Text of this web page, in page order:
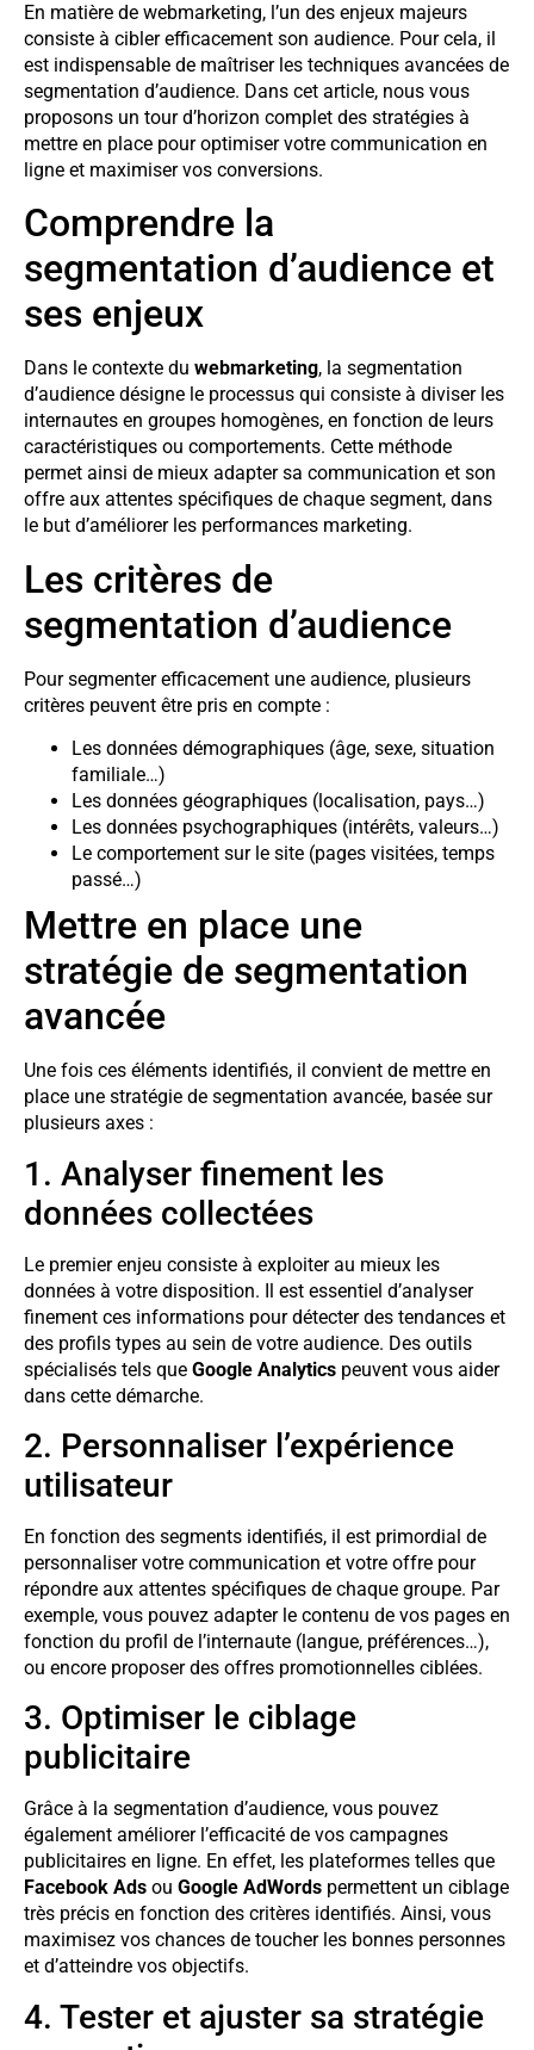
En matière de webmarketing, l’un des enjeux majeurs
consiste à cibler efficacement son audience. Pour cela, il
est indispensable de maîtriser les techniques avancées de
segmentation d’audience. Dans cet article, nous vous
proposons un tour d’horizon complet des stratégies à
mettre en place pour optimiser votre communication en
ligne et maximiser vos conversions.
Comprendre la
segmentation d’audience et
ses enjeux
Dans le contexte du webmarketing, la segmentation
d’audience désigne le processus qui consiste à diviser les
internautes en groupes homogènes, en fonction de leurs
caractéristiques ou comportements. Cette méthode
permet ainsi de mieux adapter sa communication et son
offre aux attentes spécifiques de chaque segment, dans
le but d’améliorer les performances marketing.
Les critères de
segmentation d’audience
Pour segmenter efficacement une audience, plusieurs
critères peuvent être pris en compte :
Les données démographiques (âge, sexe, situation
familiale…)
Les données géographiques (localisation, pays…)
Les données psychographiques (intérêts, valeurs…)
Le comportement sur le site (pages visitées, temps
passé…)
Mettre en place une
stratégie de segmentation
avancée
Une fois ces éléments identifiés, il convient de mettre en
place une stratégie de segmentation avancée, basée sur
plusieurs axes :
1. Analyser finement les
données collectées
Le premier enjeu consiste à exploiter au mieux les
données à votre disposition. Il est essentiel d’analyser
finement ces informations pour détecter des tendances et
des profils types au sein de votre audience. Des outils
spécialisés tels que Google Analytics peuvent vous aider
dans cette démarche.
2. Personnaliser l’expérience
utilisateur
En fonction des segments identifiés, il est primordial de
personnaliser votre communication et votre offre pour
répondre aux attentes spécifiques de chaque groupe. Par
exemple, vous pouvez adapter le contenu de vos pages en
fonction du profil de l’internaute (langue, préférences…),
ou encore proposer des offres promotionnelles ciblées.
3. Optimiser le ciblage
publicitaire
Grâce à la segmentation d’audience, vous pouvez
également améliorer l’efficacité de vos campagnes
publicitaires en ligne. En effet, les plateformes telles que
Facebook Ads ou Google AdWords permettent un ciblage
très précis en fonction des critères identifiés. Ainsi, vous
maximisez vos chances de toucher les bonnes personnes
et d’atteindre vos objectifs.
4. Tester et ajuster sa stratégie